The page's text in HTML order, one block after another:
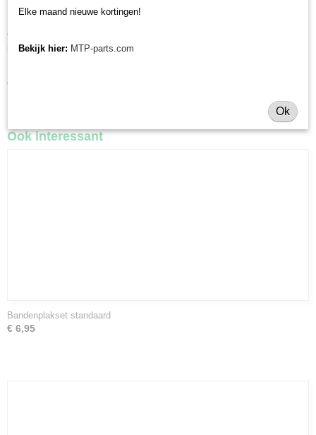
Minitractorparts.nl heeft een groot assortiment onderdelen, waaronder
onze binneband die geschikt is voor vrijwel alle tractorbanden, voor uw
minitrekker.
volledige banden assortiment.
Ook interessant
Bandenplakset standaard
€ 6,95
Elke maand nieuwe kortingen!
Bekijk hier: MTP-parts.com
Ok